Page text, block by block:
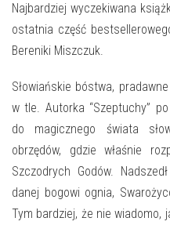
FORMY STAŁE
NASZE FILIE
POLECANE STRONY
WYDARZENIA KULTURALNE
FOTO
E-INFORMATOR
O NAS
Najbardziej wyczekiwana
ostatnia część
Bereniki Miszczuk.
Słowiańskie bóstwa,
w tle. Autorka “Szeptuchy”
do magicznego świata
obrzędów, gdzie właśnie
Szczodrych Godów.
danej bogowi ognia,
Tym bardziej, że nie wiadomo,